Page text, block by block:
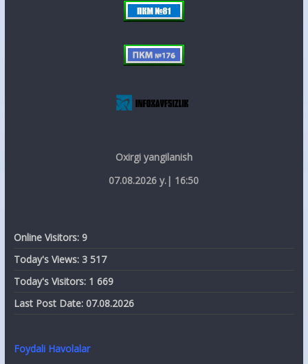
Oxirgi yangilanish
07.08.2026 y.| 16:50
Online Visitors: 9
Today's Views: 3 517
Today's Visitors: 1 669
Last Post Date: 07.08.2026
Foydali Havolalar